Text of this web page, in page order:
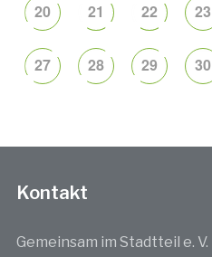
20 21 22 23
27 28 29 30
Kontakt
Gemeinsam im Stadtteil e. V.